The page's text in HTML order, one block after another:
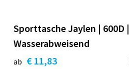
Sporttasche Jaylen | 600D |
Wasserabweisend
ab € 11,83